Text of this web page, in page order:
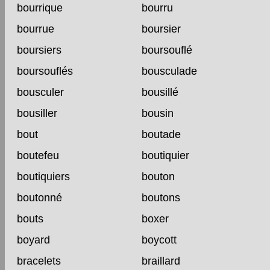
bourrique
bourru
bourrue
boursier
boursiers
boursouflé
boursouflés
bousculade
bousculer
bousillé
bousiller
bousin
bout
boutade
boutefeu
boutiquier
boutiquiers
bouton
boutonné
boutons
bouts
boxer
boyard
boycott
bracelets
braillard